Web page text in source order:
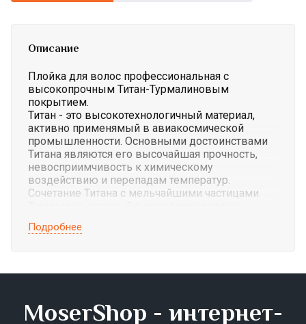
Описание
Плойка для волос профессиональная с
высокопрочным Титан-Турмалиновым
покрытием.
Титан - это высокотехнологичный материал,
активно применямый в авиакосмической
промышленности. Основными достоинствами
Титана являются его высочайшая прочность,
невосприимчивость к химическому
воздействию и перепадам температур.
Сочетание Титана с мельчайшими частицами
непрерывно излучает в волосы отрицательные
ионы, делает покрытие рабочего полотна
к химическому, но и к механическому
несовместимых, материалов сделало плойку
Подробнее
MoserShop - интернет-